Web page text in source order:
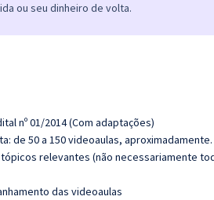
ou seu dinheiro de volta.
nº 01/2014 (Com adaptações)
de 50 a 150 videoaulas, aproximadamente.
relevantes (não necessariamente
das videoaulas